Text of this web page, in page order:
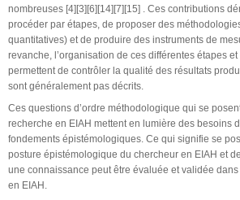
nombreuses [4][3][6][14][7][15] . Ces contributions
procéder par étapes, de proposer des
quantitatives) et de produire des instruments de
revanche, l’organisation de ces différentes étapes
permettent de contrôler la qualité des résultats
sont généralement pas décrits.
Ces questions d’ordre méthodologique qui se
recherche en EIAH mettent en lumière des besoins
fondements épistémologiques. Ce qui signifie se
posture épistémologique du chercheur en EIAH et
une connaissance peut être évaluée et validée
en EIAH.